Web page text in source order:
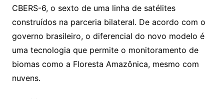
CBERS-6, o sexto de uma linha de satélites
construídos na parceria bilateral. De acordo com o
governo brasileiro, o diferencial do novo modelo é
uma tecnologia que permite o monitoramento de
biomas como a Floresta Amazônica, mesmo com
nuvens.